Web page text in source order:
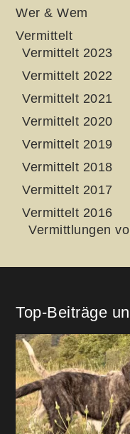
Wer & Wem
Vermittelt
Vermittelt 2023
Vermittelt 2022
Vermittelt 2021
Vermittelt 2020
Vermittelt 2019
Vermittelt 2018
Vermittelt 2017
Vermittelt 2016
Vermittlungen
Top-Beiträge